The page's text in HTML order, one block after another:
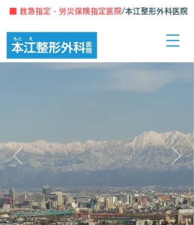
救急指定・労災保険指定医院/本江整形外科医院